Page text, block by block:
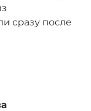
сразу после